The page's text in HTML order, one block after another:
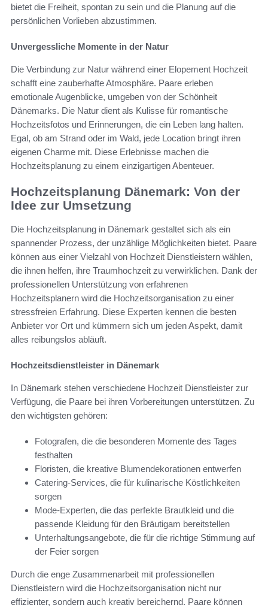
bietet die Freiheit, spontan zu sein und die Planung auf die
persönlichen Vorlieben abzustimmen.
Unvergessliche Momente in der Natur
Die Verbindung zur Natur während einer Elopement Hochzeit
schafft eine zauberhafte Atmosphäre. Paare erleben
emotionale Augenblicke, umgeben von der Schönheit
Dänemarks. Die Natur dient als Kulisse für romantische
Hochzeitsfotos und Erinnerungen, die ein Leben lang halten.
Egal, ob am Strand oder im Wald, jede Location bringt ihren
eigenen Charme mit. Diese Erlebnisse machen die
Hochzeitsplanung zu einem einzigartigen Abenteuer.
Hochzeitsplanung Dänemark: Von der
Idee zur Umsetzung
Die Hochzeitsplanung in Dänemark gestaltet sich als ein
spannender Prozess, der unzählige Möglichkeiten bietet. Paare
können aus einer Vielzahl von Hochzeit Dienstleistern wählen,
die ihnen helfen, ihre Traumhochzeit zu verwirklichen. Dank der
professionellen Unterstützung von erfahrenen
Hochzeitsplanern wird die Hochzeitsorganisation zu einer
stressfreien Erfahrung. Diese Experten kennen die besten
Anbieter vor Ort und kümmern sich um jeden Aspekt, damit
alles reibungslos abläuft.
Hochzeitsdienstleister in Dänemark
In Dänemark stehen verschiedene Hochzeit Dienstleister zur
Verfügung, die Paare bei ihren Vorbereitungen unterstützen. Zu
den wichtigsten gehören:
Fotografen, die die besonderen Momente des Tages
festhalten
Floristen, die kreative Blumendekorationen entwerfen
Catering-Services, die für kulinarische Köstlichkeiten
sorgen
Mode-Experten, die das perfekte Brautkleid und die
passende Kleidung für den Bräutigam bereitstellen
Unterhaltungsangebote, die für die richtige Stimmung auf
der Feier sorgen
Durch die enge Zusammenarbeit mit professionellen
Dienstleistern wird die Hochzeitsorganisation nicht nur
effizienter, sondern auch kreativ bereichernd. Paare können